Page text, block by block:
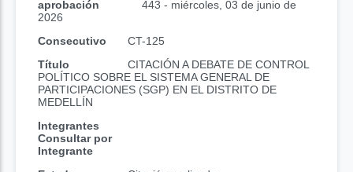
aprobación
443 - miércoles, 03 de junio de
2026
Consecutivo
CT-125
Título
CITACIÓN A DEBATE DE CONTROL
POLÍTICO SOBRE EL SISTEMA GENERAL DE
PARTICIPACIONES (SGP) EN EL DISTRITO DE
MEDELLÍN
Integrantes
Consultar por
Integrante